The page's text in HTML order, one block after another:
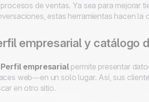
de ventas. Ya sea para mejorar
estas herramientas hacen
empresarial y catálogo
Perfil empresarialpermite presentar
web—en un solo lugar. Así, sus
en otro sitio.